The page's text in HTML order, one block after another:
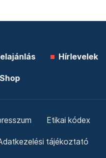
Hírlevelek
Etikai kódex
tájékoztató